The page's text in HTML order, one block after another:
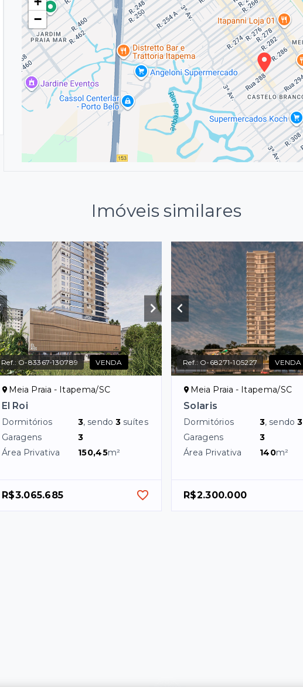
−
Imóveis similares
Ref.:O-83367-130789 VENDA
Meia Praia - Itapema/SC
El Roi
Dormitórios 3, sendo3 suítes
Garagens
3
Área Privativa
150,45m²
R$3.065.685
Ref.:O-68271-105227 VENDA
Meia Praia - Itapema/SC
Solaris
Dormitórios 3, sendo3
Garagens
3
Área Privativa
140m²
R$2.300.000